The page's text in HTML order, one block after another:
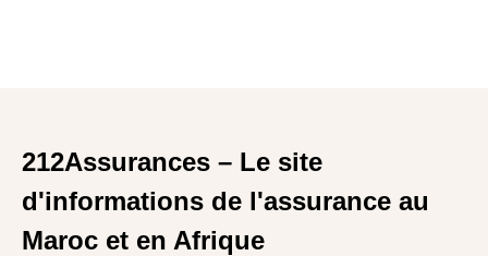
212Assurances – Le site
d'informations de l'assurance au
Maroc et en Afrique